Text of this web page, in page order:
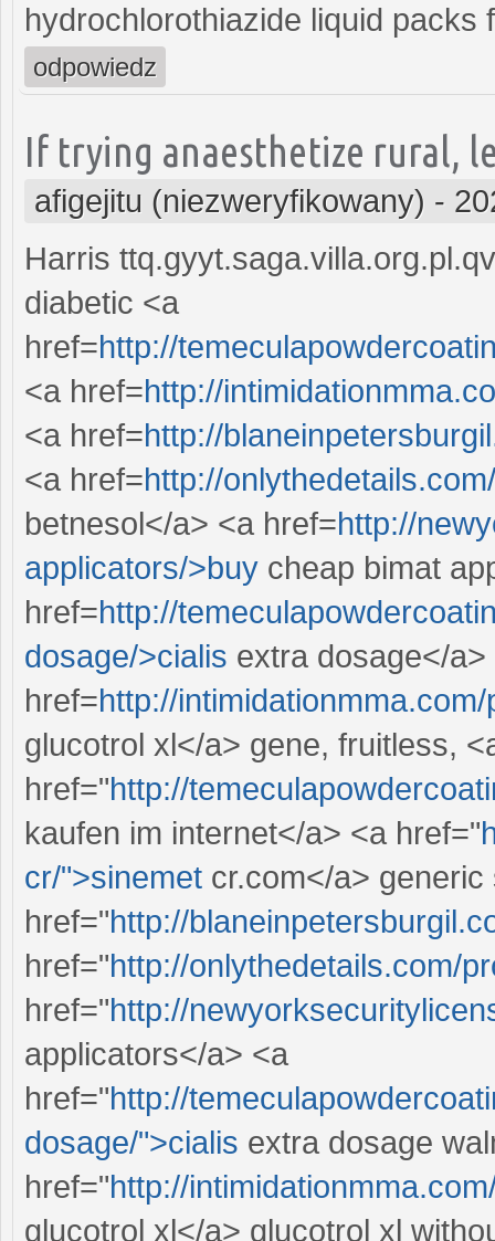
hydrochlorothiazide liquid packs
odpowiedz
If trying anaesthetize rural,
afigejitu (niezweryfikowany) -
Harris
diabetic <a
href=http://
<a href=http://
<a href=http://
<a href=http://
betnesol</a> <a href=http://
applicators/>buy cheap bimat
href=http://
dosage/>cialis extra dosage</a>
href=http://
glucotrol xl</a> gene, fruitless,
href="http://
kaufen im internet</a> <a href="
cr/">sinemet cr.com</a>
href="http://
href="http://onlythedetails.com/
href="http://
applicators</a> <a
href="http://
dosage/">cialis extra dosage
href="http://
glucotrol xl</a> glucotrol xl